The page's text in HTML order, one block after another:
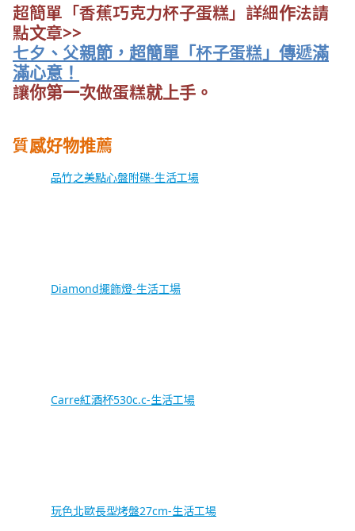
超簡單「香蕉巧克力杯子蛋糕」詳細作法請
點文章>>
七夕、父親節，超簡單「杯子蛋糕」傳遞滿
滿心意！
讓你第一次做蛋糕就上手。
質感好物推薦
品竹之美點心盤附碟-生活工場
Diamond擺飾燈-生活工場
Carre紅酒杯530c.c-生活工場
玩色北歐長型烤盤27cm-生活工場